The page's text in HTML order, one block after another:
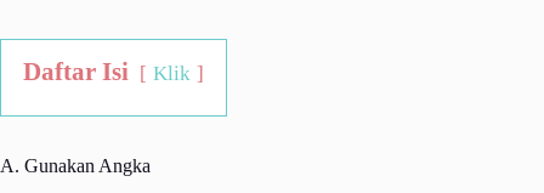
Daftar Isi Klik
A. Gunakan Angka